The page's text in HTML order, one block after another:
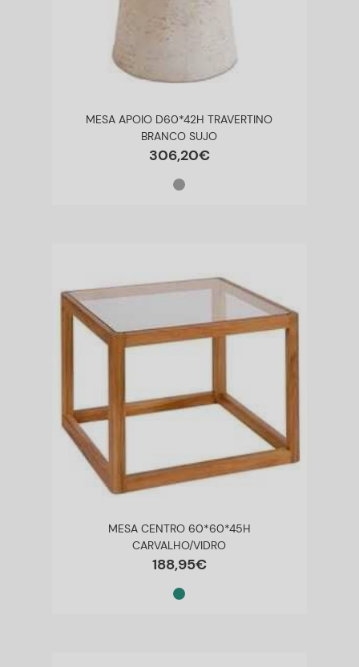
MESA APOIO D60*42H TRAVERTINO
BRANCO SUJO
306,20€
MESA CENTRO 60*60*45H
CARVALHO/VIDRO
188,95€